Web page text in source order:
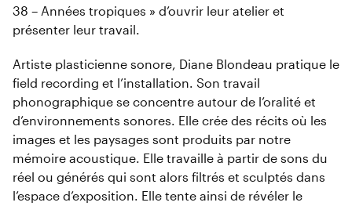
38 – Années tropiques » d’ouvrir leur atelier et
présenter leur travail.
Artiste plasticienne sonore, Diane Blondeau pratique le
field recording et l’installation. Son travail
phonographique se concentre autour de l’oralité et
d’environnements sonores. Elle crée des récits où les
images et les paysages sont produits par notre
mémoire acoustique. Elle travaille à partir de sons du
réel ou générés qui sont alors filtrés et sculptés dans
l’espace d’exposition. Elle tente ainsi de révéler le